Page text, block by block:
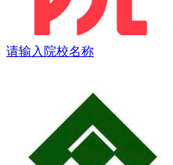
请输入院校名称